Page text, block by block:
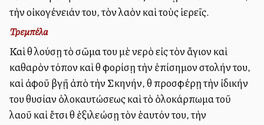
τὴν οἰκογένειάν του, τὸν λαὸν καὶ τοὺς ἱερεῖς.
Τρεμπέλα
Καὶ θὰ λούσῃ τὸ σῶμα του μὲ νερὸ εἰς τὸν ἅγιον καὶ
καθαρὸν τόπον καὶ θὰ φορίσῃ τὴν ἐπίσημον στολήν του,
καὶ ἀφοῦ βγῇ ἀπὸ τὴν Σκηνήν, θὰ προσφέρῃ τὴν ἰδικήν
του θυσίαν ὁλοκαυτώσεως καὶ τὸ ὁλοκάρπωμα τοῦ
λαοῦ καὶ ἔτσι θὰ ἐξιλεώσῃ τὸν ἑαυτόν του, τὴν